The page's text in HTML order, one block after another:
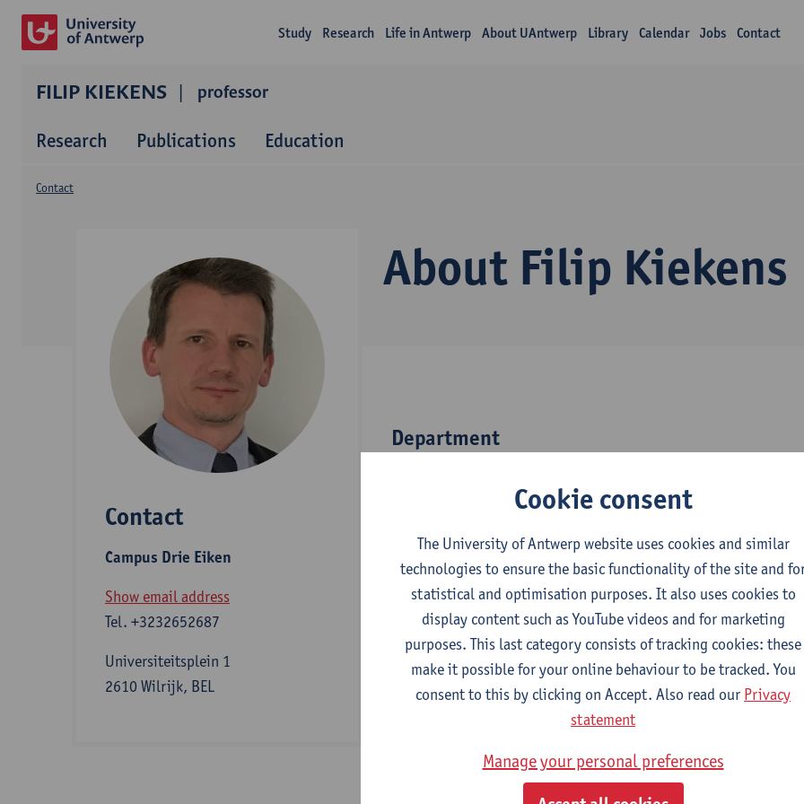
Study Research Life in Antwerp About UAntwerp Library Calendar Jobs Contact
FILIP KIEKENS professor
Research Publications Education
About Filip Kiekens
Contact
Contact
Campus Drie Eiken
Show email address
Tel. +3232652687
Universiteitsplein 1
2610 Wilrijk, BEL
Department
Zelfstandig academisch pers.
professor
Internal mandates
bestuursmandaat
Departementsraad Farmaceutische Wetenschappen
Onderwijscommissie Farmaceutische Wetenschappen
Cookie consent
The University of Antwerp website uses cookies and similar
technologies to ensure the basic functionality of the site and
statistical and optimisation purposes. It also uses cookies to
display content such as YouTube videos and for marketing
purposes. This last category consists of tracking cookies: these
make it possible for your online behaviour to be tracked. You
consent to this by clicking on Accept. Also read our Privacy
statement
Manage your personal preferences